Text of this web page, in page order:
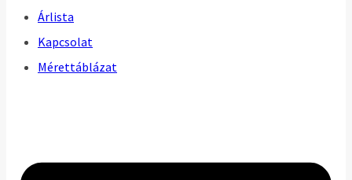
Árlista
Kapcsolat
Mérettáblázat